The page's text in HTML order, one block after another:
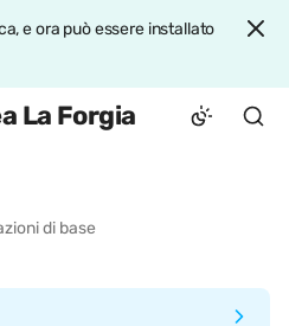
e ora può essere installato
La Forgia
di base